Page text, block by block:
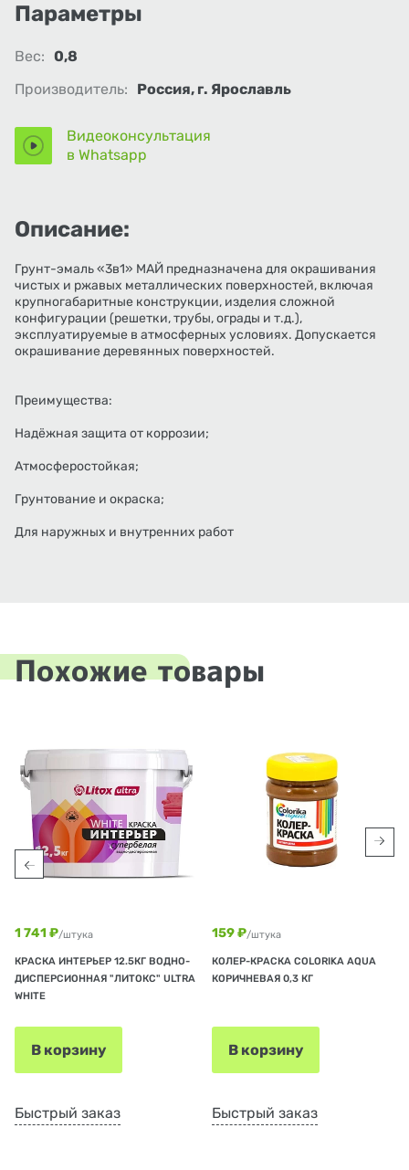
Параметры
Вес: 0,8
Производитель:
Россия, г. Ярославль
Видеоконсультация
в Whatsapp
Описание:
Грунт-эмаль «3в1» МАЙ предназначена для окрашивания
чистых и ржавых металлических поверхностей, включая
крупногабаритные конструкции, изделия сложной
конфигурации (решетки, трубы, ограды и т.д.),
эксплуатируемые в атмосферных условиях. Допускается
окрашивание деревянных поверхностей.
Преимущества:
Надёжная защита от коррозии;
Атмосферостойкая;
Грунтование и окраска;
Для наружных и внутренних работ
Похожие товары
1 741 ₽/штука
КРАСКА ИНТЕРЬЕР 12.5КГ ВОДНО-
ДИСПЕРСИОННАЯ "ЛИТОКС" ULTRA
WHITE
В корзину
Быстрый заказ
159 ₽/штука
КОЛЕР-КРАСКА COLORIKA AQUA
КОРИЧНЕВАЯ 0,3 КГ
В корзину
Быстрый заказ